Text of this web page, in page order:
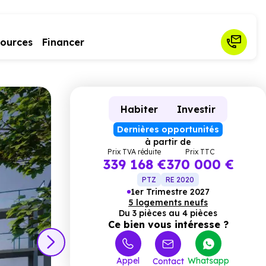
Financer
Ce
Habiter Investir
Dernières opportunités
à partir de
Prix TVA réduite
339 168 €
Prix TTC
370 000 €
PTZ RE 2020
1er Trimestre 2027
5 logements neufs
Du 3 pièces au 4 pièces
Ce bien vous intéresse ?
Appel Contact Whatsapp